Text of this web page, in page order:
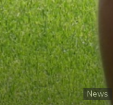
News